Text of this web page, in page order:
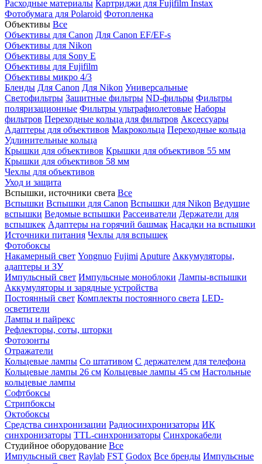
Расходные материалы Картриджи для Fujifilm Instax
Фотобумага для Polaroid Фотопленка
Объективы Все
Объективы для Canon Для Canon EF/EF-s
Объективы для Nikon
Объективы для Sony E
Объективы для Fujifilm
Объективы микро 4/3
Бленды Для Canon Для Nikon Универсальные
Светофильтры Защитные фильтры ND-фильры Фильтры
поляризационные Фильтры ультрафиолетовые Наборы
фильтров Переходные кольца для фильтров Аксессуары
Адаптеры для объективов Макрокольца Переходные кольца
Удлинительные кольца
Крышки для объективов Крышки для объективов 55 мм
Крышки для объективов 58 мм
Чехлы для объективов
Уход и защита
Вспышки, источники света Все
Вспышки Вспышки для Canon Вспышки для Nikon Ведущие
вспышки Ведомые вспышки Рассеиватели Держатели для
вспышкек Адаптеры на горячий башмак Насадки на вспышки
Источники питания Чехлы для вспышек
Фотобоксы
Накамерный свет Yongnuo Fujimi Aputure Аккумуляторы,
адаптеры и ЗУ
Импульсный свет Импульсные моноблоки Лампы-вспышки
Аккумуляторы и зарядные устройства
Постоянный свет Комплекты постоянного света LED-
осветители
Лампы и пайрекс
Рефлекторы, соты, шторки
Фотозонты
Отражатели
Кольцевые лампы Со штативом С держателем для телефона
Кольцевые лампы 26 см Кольцевые лампы 45 см Настольные
кольцевые лампы
Софтбоксы
Стрипбоксы
Октобоксы
Средства синхронизации Радиосинхронизаторы ИК
синхронизаторы TTL-синхронизаторы Синхрокабели
Студийное оборудование Все
Импульсный свет Raylab FST Godox Все бренды Импульсные